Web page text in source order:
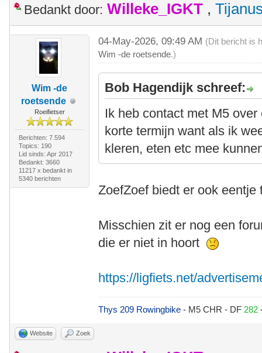
Bedankt door: Willeke_IGKT ,
Wim -de
roetsende
Roeifietser
Berichten: 7.594
Topics: 190
Lid sinds: Apr 2017
Bedankt: 3660
11217 x bedankt in
5340 berichten
04-May-2026, 09:49 AM (Dit bericht is
Wim -de roetsende.)
Bob Hagendijk schreef:
Ik heb contact met M5
korte termijn want als ik
kleren, eten etc mee
ZoefZoef biedt er ook
Misschien zit er nog een
die er niet in hoort
https://ligfiets.net/
Thys 209 Rowingbike- M5 CHR - DF 282
Website Zoek